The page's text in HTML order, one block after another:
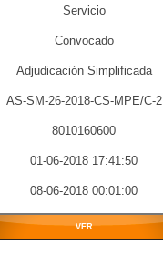
Servicio
Convocado
Adjudicación Simplificada
AS-SM-26-2018-CS-MPE/C-2
8010160600
01-06-2018 17:41:50
08-06-2018 00:01:00
VER